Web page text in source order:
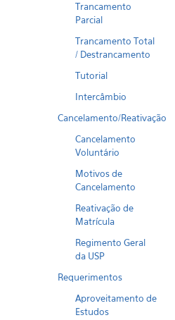
Trancamento
Parcial
Trancamento Total
/ Destrancamento
Tutorial
Intercâmbio
Cancelamento/Reativação
Cancelamento
Voluntário
Motivos de
Cancelamento
Reativação de
Matrícula
Regimento Geral
da USP
Requerimentos
Aproveitamento de
Estudos